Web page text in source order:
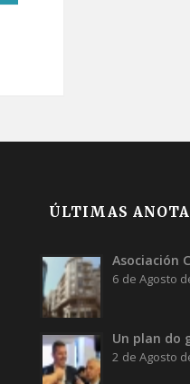
ÚLTIMAS
Asociación
6 de Agosto
Un plan do
2 de Agosto